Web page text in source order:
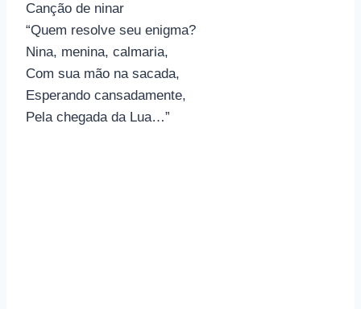
Canção de ninar
“Quem resolve seu enigma?
Nina, menina, calmaria,
Com sua mão na sacada,
Esperando cansadamente,
Pela chegada da Lua…”